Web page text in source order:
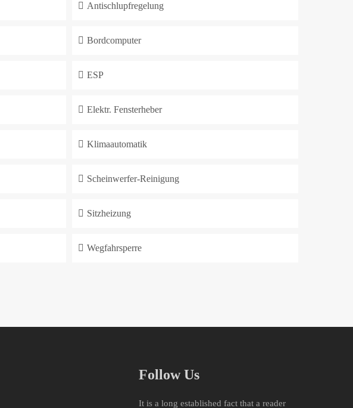
Antischlupfregelung
Bordcomputer
ESP
Elektr. Fensterheber
Klimaautomatik
Scheinwerfer-Reinigung
Sitzheizung
Wegfahrsperre
Follow Us
It is a long established fact that a reader